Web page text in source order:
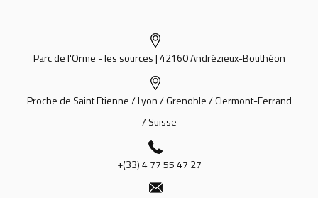
Parc de l'Orme - les sources | 42160 Andrézieux-Bouthéon
Proche de Saint Etienne / Lyon / Grenoble / Clermont-Ferrand
/ Suisse
+(33) 4 77 55 47 27